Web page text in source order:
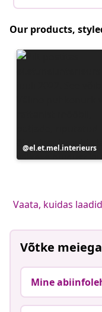
Our products,
Postitus
avaldatud
el.et.mel.interieurs
Vaata, kuidas
Võtke
Mine